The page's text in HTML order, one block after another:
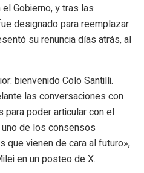
Gobierno, y tras las
designado para reemplazar
su renuncia días atrás, al
bienvenido Colo Santilli.
las conversaciones con
poder articular con el
de los consensos
que vienen de cara al futuro»,
en un posteo de X.